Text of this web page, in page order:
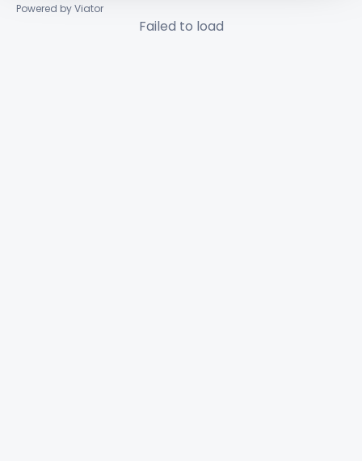
Powered by Viator
Failed to load